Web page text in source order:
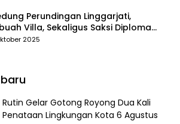
Perundingan Linggarjati,
Villa, Sekaligus Saksi Diplomasi
Mengubah Arah Bangsa
2025
Gelar Gotong Royong Dua Kali
Lingkungan Kota 6 Agustus